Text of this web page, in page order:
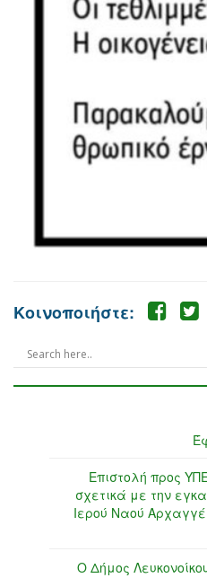
Κοινοποιήστε:
Επιστολή προς
σχετικά με την
Ιερού Ναού
Ο Δήμος